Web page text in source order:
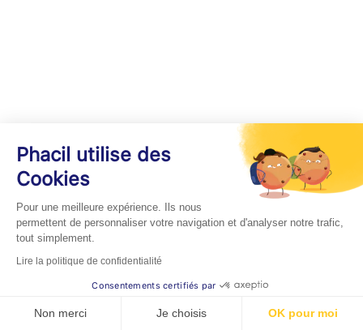
Phacil utilise des
Cookies
Pour une meilleure expérience. Ils nous
permettent de personnaliser votre navigation et d'analyser notre trafic,
tout simplement.
Lire la politique de confidentialité
Consentements certifiés par
Non merci Je choisis OK pour moi